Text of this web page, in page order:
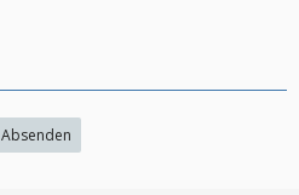
Absenden